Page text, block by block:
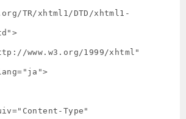
TR/xhtml1/DTD/xhtml1-
www.w3.org/1999/xhtml"